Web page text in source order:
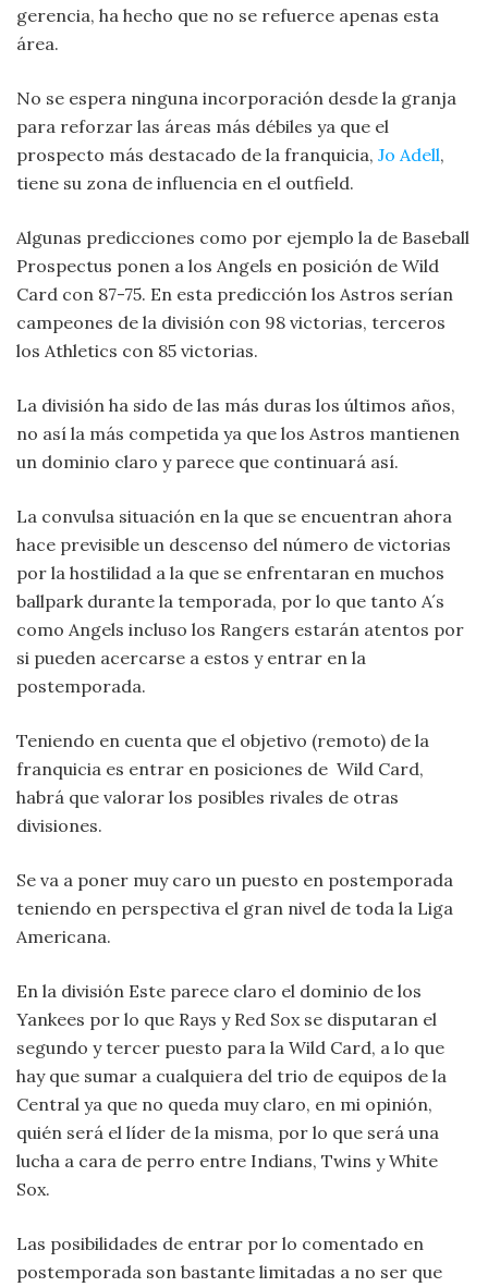
gerencia, ha hecho que no se refuerce apenas esta
área.
No se espera ninguna incorporación desde la granja
para reforzar las áreas más débiles ya que el
prospecto más destacado de la franquicia, Jo Adell,
tiene su zona de influencia en el outfield.
Algunas predicciones como por ejemplo la de Baseball
Prospectus ponen a los Angels en posición de Wild
Card con 87-75. En esta predicción los Astros serían
campeones de la división con 98 victorias, terceros
los Athletics con 85 victorias.
La división ha sido de las más duras los últimos años,
no así la más competida ya que los Astros mantienen
un dominio claro y parece que continuará así.
La convulsa situación en la que se encuentran ahora
hace previsible un descenso del número de victorias
por la hostilidad a la que se enfrentaran en muchos
ballpark durante la temporada, por lo que tanto A´s
como Angels incluso los Rangers estarán atentos por
si pueden acercarse a estos y entrar en la
postemporada.
Teniendo en cuenta que el objetivo (remoto) de la
franquicia es entrar en posiciones de Wild Card,
habrá que valorar los posibles rivales de otras
divisiones.
Se va a poner muy caro un puesto en postemporada
teniendo en perspectiva el gran nivel de toda la Liga
Americana.
En la división Este parece claro el dominio de los
Yankees por lo que Rays y Red Sox se disputaran el
segundo y tercer puesto para la Wild Card, a lo que
hay que sumar a cualquiera del trio de equipos de la
Central ya que no queda muy claro, en mi opinión,
quién será el líder de la misma, por lo que será una
lucha a cara de perro entre Indians, Twins y White
Sox.
Las posibilidades de entrar por lo comentado en
postemporada son bastante limitadas a no ser que